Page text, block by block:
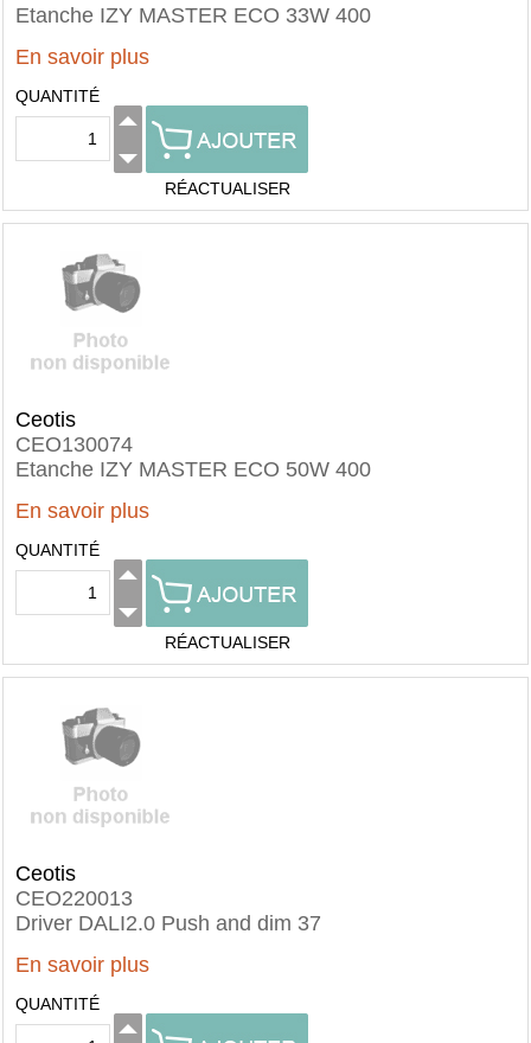
Etanche IZY MASTER ECO 33W 400
En savoir plus
QUANTITÉ
RÉACTUALISER
Ceotis
CEO130074
Etanche IZY MASTER ECO 50W 400
En savoir plus
QUANTITÉ
RÉACTUALISER
Ceotis
CEO220013
Driver DALI2.0 Push and dim 37
En savoir plus
QUANTITÉ